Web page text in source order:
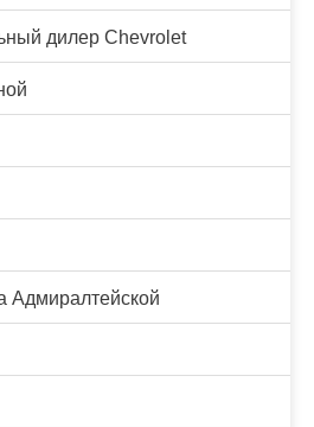
дилер Chevrolet